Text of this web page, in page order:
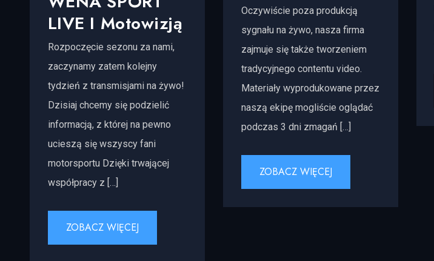
LIVE I Motowizją
Rozpoczęcie sezonu za nami,
zaczynamy zatem kolejny
tydzień z transmisjami na żywo!
Dzisiaj chcemy się podzielić
informacją, z której na pewno
ucieszą się wszyscy fani
motorsportu Dzięki trwającej
współpracy z […]
ZOBACZ WIĘCEJ
Oczywiście poza produkcją
sygnału na żywo, nasza firma
zajmuje się także tworzeniem
tradycyjnego contentu video.
Materiały wyprodukowane przez
naszą ekipę mogliście oglądać
podczas 3 dni zmagań […]
ZOBACZ WIĘCEJ